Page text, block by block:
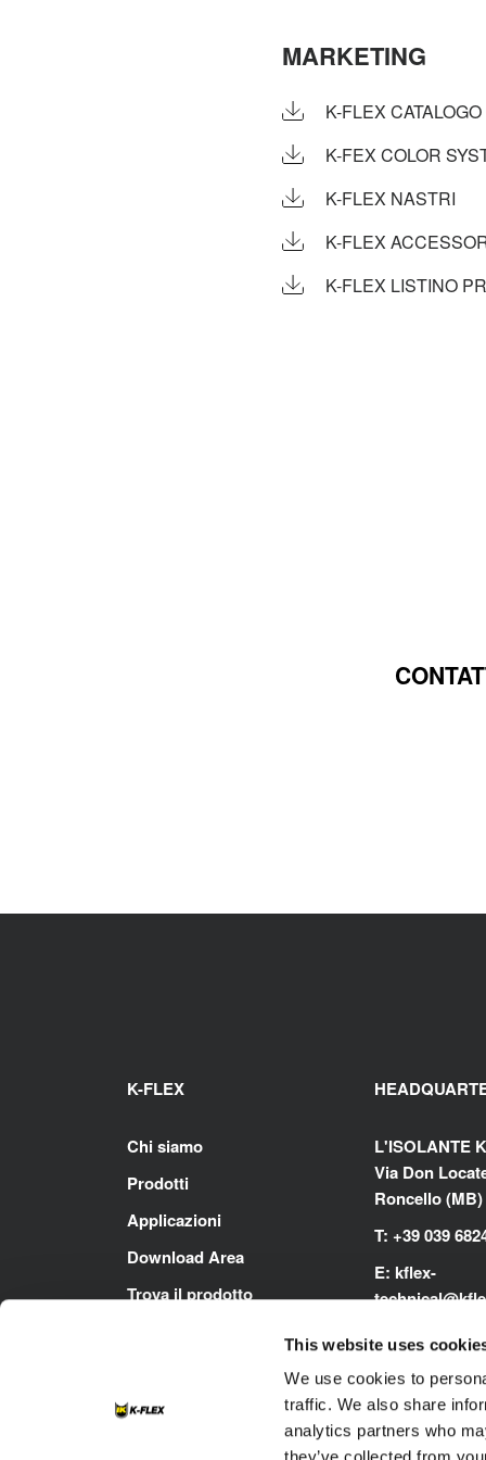
This website uses
We use cookies to
traffic. We also share
analytics partners who
MARKETING
K-FLEX
K-FEX COLOR
K-FLEX NASTRI
K-FLEX
K-FLEX LISTINO
K-FLEX
Chi siamo
Prodotti
Applicazioni
Download Area
Trova il prodotto
L'ISOLANTE
Via Don
Roncello
T: +39 039
E: kflex-
technical
talysales